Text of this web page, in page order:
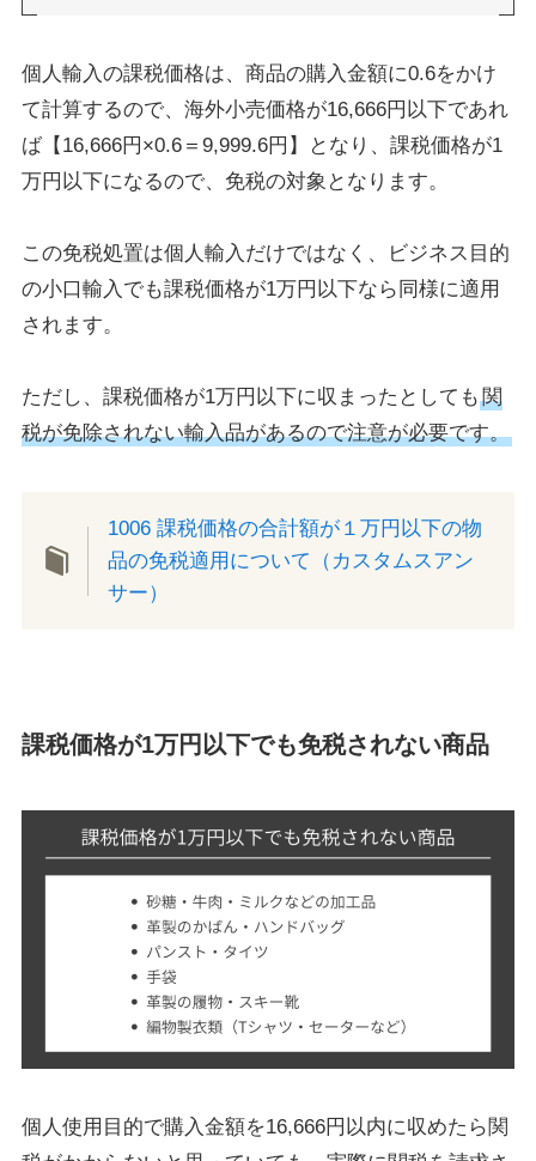
個人輸入の課税価格は、商品の購入金額に0.6をかけ
て計算するので、海外小売価格が16,666円以下であれ
ば【16,666円×0.6＝9,999.6円】となり、課税価格が1
万円以下になるので、免税の対象となります。
この免税処置は個人輸入だけではなく、ビジネス目的
の小口輸入でも課税価格が1万円以下なら同様に適用
されます。
ただし、課税価格が1万円以下に収まったとしても 関
税が免除されない輸入品があるので注意が必要です。
1006 課税価格の合計額が１万円以下の物
品の免税適用について（カスタムスアン
サー）
課税価格が1万円以下でも免税されない商品
個人使用目的で購入金額を16,666円以内に収めたら関